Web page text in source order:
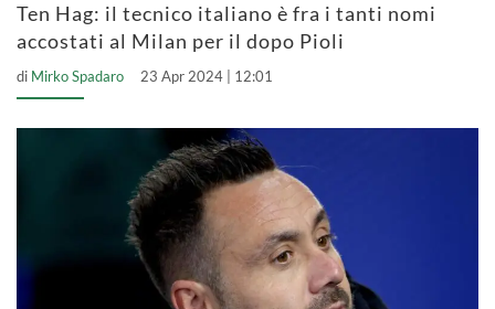
Ten Hag: il tecnico italiano è fra i tanti nomi
accostati al Milan per il dopo Pioli
di Mirko Spadaro 23 Apr 2024 | 12:01